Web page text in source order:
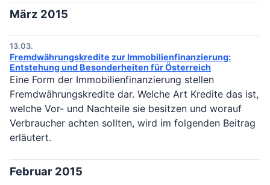
März 2015
13.03.
Fremdwährungskredite zur Immobilienfinanzierung:
Entstehung und Besonderheiten für Österreich
Eine Form der Immobilienfinanzierung stellen
Fremdwährungskredite dar. Welche Art Kredite das ist,
welche Vor- und Nachteile sie besitzen und worauf
Verbraucher achten sollten, wird im folgenden Beitrag
erläutert.
Februar 2015